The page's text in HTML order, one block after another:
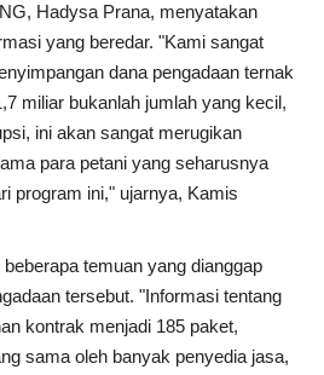
Hadysa Prana, menyatakan
yang beredar. "Kami sangat
dana pengadaan ternak
miliar bukanlah jumlah yang kecil,
ini akan sangat merugikan
para petani yang seharusnya
program ini," ujarnya, Kamis
temuan yang dianggap
tersebut. "Informasi tentang
kontrak menjadi 185 paket,
sama oleh banyak penyedia jasa,